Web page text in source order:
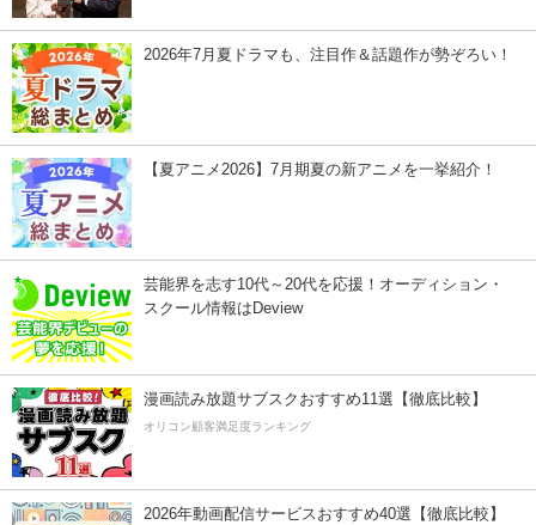
2026年7月夏ドラマも、注目作＆話題作が勢ぞろい！
【夏アニメ2026】7月期夏の新アニメを一挙紹介！
芸能界を志す10代～20代を応援！オーディション・
スクール情報はDeview
漫画読み放題サブスクおすすめ11選【徹底比較】
オリコン顧客満足度ランキング
2026年動画配信サービスおすすめ40選【徹底比較】